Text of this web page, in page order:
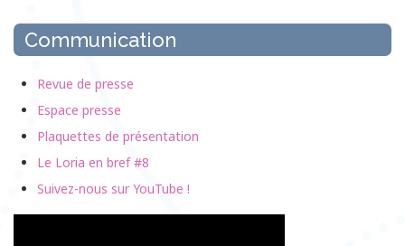
Communication
Revue de presse
Espace presse
Plaquettes de présentation
Le Loria en bref #8
Suivez-nous sur YouTube !